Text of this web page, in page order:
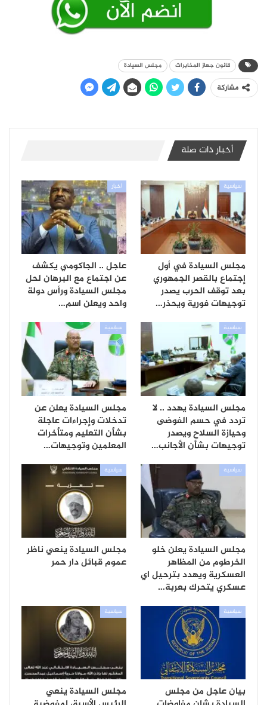
قانون جهاز المخابرات مجلس السيادة
مشاركة
أخبار ذات صلة
سياسية
مجلس السيادة في أول
إجتماع بالقصر الجمهوري
بعد توقف الحرب يصدر
توجيهات فورية ويحذر…
أخبار
عاجل .. الجاكومي يكشف
عن اجتماع مع البرهان لحل
مجلس السيادة ورأس دولة
واحد ويعلن اسم…
سياسية
مجلس السيادة يهدد .. لا
تردد في حسم الفوضى
وحيازة السلاح ويصدر
توجيهات بشأن الأجانب…
سياسية
مجلس السيادة يعلن عن
تدخلات وإجراءات عاجلة
بشأن التعليم ومتأخرات
المعلمين وتوجيهات…
سياسية
مجلس السيادة يعلن خلو
الخرطوم من المظاهر
العسكرية ويهدد بترحيل اي
عسكري يتحرك بعربة…
سياسية
مجلس السيادة ينعي ناظر
عموم قبائل دار حمر
سياسية
بيان عاجل من مجلس
سياسية
مجلس السيادة ينعي